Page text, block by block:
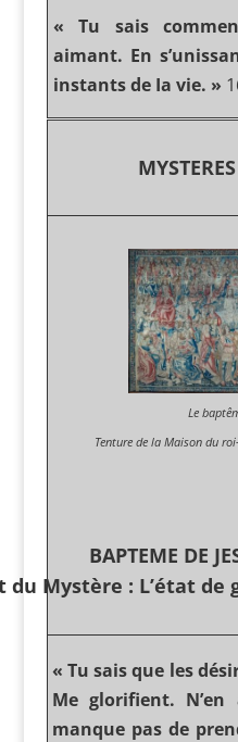
« Tu sais
aimant. En
instants de Ia vie. »
Le
Tenture de la Maison du
BAPTEME DE
du Mystère : L’état de
« Tu sais que les
Me glorifient.
manque pas de